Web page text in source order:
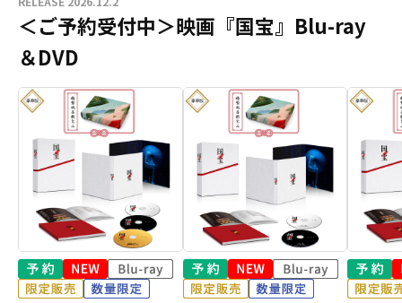
＜ご予約受付中＞映画『国宝』Blu-ray
＆DVD